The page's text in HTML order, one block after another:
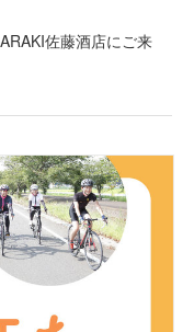
佐藤酒店にご来